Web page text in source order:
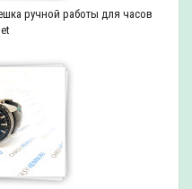
ручной работы для часов